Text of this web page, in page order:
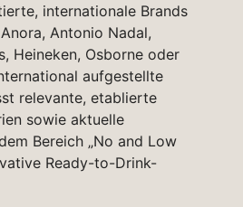
internationale Brands
Antonio Nadal,
Heineken, Osborne oder
aufgestellte
relevante, etablierte
sowie aktuelle
Bereich „No and Low
Ready-to-Drink-